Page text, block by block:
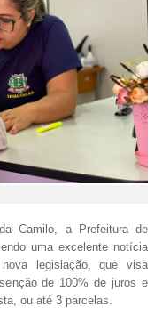
Camilo, a Prefeitura de
uma excelente notícia
legislação, que visa
de 100% de juros e
ou até 3 parcelas.